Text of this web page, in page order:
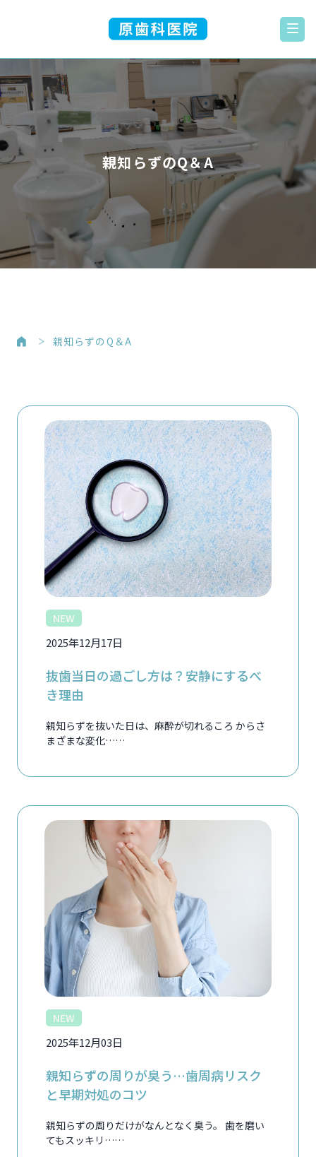
親知らずのQ＆A
親知らずのQ＆A
NEW
2025年12月17日
抜歯当日の過ごし方は？安静にするべ
き理由
親知らずを抜いた日は、麻酔が切れるころ からさ
まざまな変化……
NEW
2025年12月03日
親知らずの周りが臭う…歯周病リスク
と早期対処のコツ
親知らずの周りだけがなんとなく臭う。 歯を磨い
てもスッキリ……